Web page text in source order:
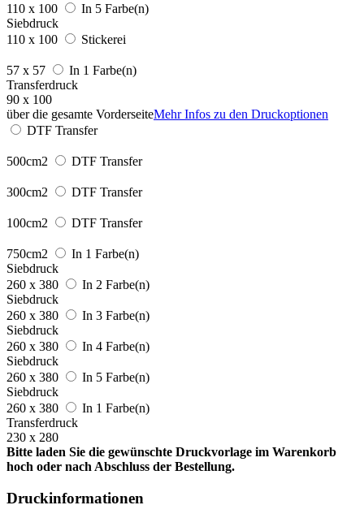
110 x 100
In 5 Farbe(n)
Siebdruck
110 x 100
Stickerei
57 x 57
In 1 Farbe(n)
Transferdruck
90 x 100
über die gesamte VorderseiteMehr Infos zu den Druckoptionen
DTF Transfer
500cm2 DTF Transfer
300cm2 DTF Transfer
100cm2 DTF Transfer
750cm2
In 1 Farbe(n)
Siebdruck
260 x 380
In 2 Farbe(n)
Siebdruck
260 x 380
In 3 Farbe(n)
Siebdruck
260 x 380
In 4 Farbe(n)
Siebdruck
260 x 380
In 5 Farbe(n)
Siebdruck
260 x 380
In 1 Farbe(n)
Transferdruck
230 x 280
Bitte laden Sie die gewünschte Druckvorlage im Warenkorb
hoch oder nach Abschluss der Bestellung.
Druckinformationen